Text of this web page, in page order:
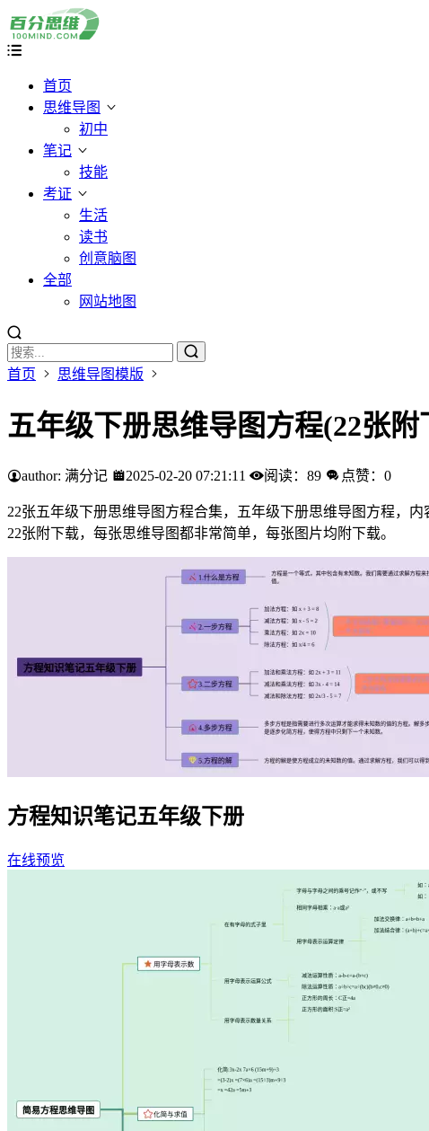
首页
思维导图
初中
笔记
技能
考证
生活
读书
创意脑图
全部
网站地图
首页 思维导图模版
五年级下册思维导图方程(22张附
author: 满分记 2025-02-20 07:21:11 阅读：89 点赞：0
22张五年级下册思维导图方程合集，五年级下册思维导图方程，
22张附下载，每张思维导图都非常简单，每张图片均附下载。
方程知识笔记五年级下册
在线预览